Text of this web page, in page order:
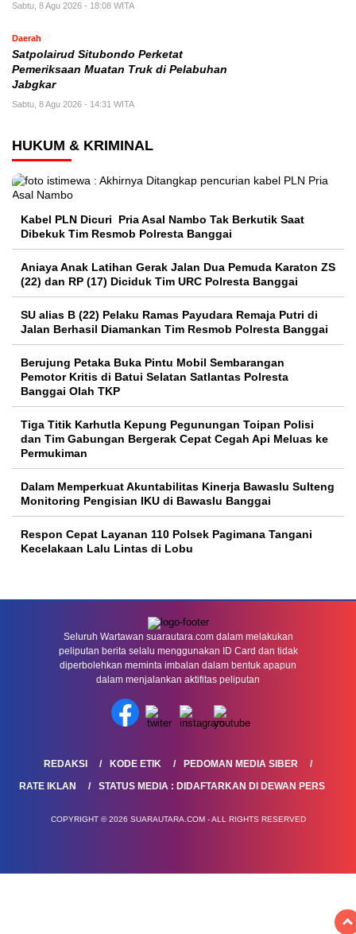
Sabtu, 8 Agu 2026 - 18:08 WITA
Daerah
Satpolairud Situbondo Perketat
Pemeriksaan Muatan Truk di Pelabuhan
Jabgkar
Sabtu, 8 Agu 2026 - 14:31 WITA
HUKUM & KRIMINAL
Kabel PLN Dicuri Pria Asal Nambo Tak Berkutik Saat
Dibekuk Tim Resmob Polresta Banggai
Aniaya Anak Latihan Gerak Jalan Dua Pemuda Karaton ZS
(22) dan RP (17) Diciduk Tim URC Polresta Banggai
SU alias B (22) Pelaku Ramas Payudara Remaja Putri di
Jalan Berhasil Diamankan Tim Resmob Polresta Banggai
Berujung Petaka Buka Pintu Mobil Sembarangan
Pemotor Kritis di Batui Selatan Satlantas Polresta
Banggai Olah TKP
Tiga Titik Karhutla Kepung Pegunungan Toipan Polisi
dan Tim Gabungan Bergerak Cepat Cegah Api Meluas ke
Permukiman
Dalam Memperkuat Akuntabilitas Kinerja Bawaslu Sulteng
Monitoring Pengisian IKU di Bawaslu Banggai
Respon Cepat Layanan 110 Polsek Pagimana Tangani
Kecelakaan Lalu Lintas di Lobu
Seluruh Wartawan suarautara.com dalam melakukan
peliputan berita selalu menggunakan ID Card dan tidak
diperbolehkan meminta imbalan dalam bentuk apapun
dalam menjalankan aktifitas peliputan
REDAKSI KODE ETIK
PEDOMAN MEDIA SIBER
RATE IKLAN
STATUS MEDIA : DIDAFTARKAN DI DEWAN PERS
COPYRIGHT © 2026 SUARAUTARA.COM - ALL RIGHTS RESERVED